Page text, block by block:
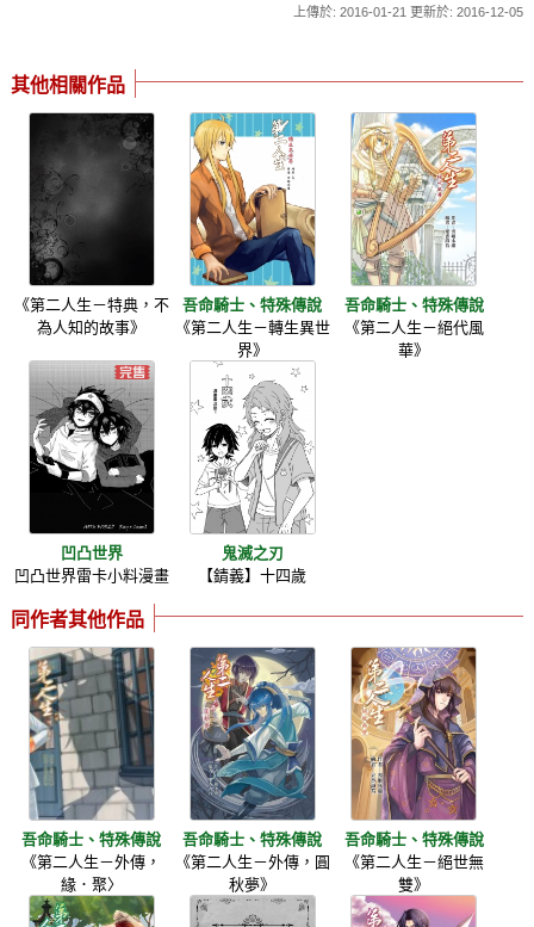
上傳於: 2016-01-21 更新於: 2016-12-05
其他相關作品
《第二人生－特典，不
為人知的故事》
吾命騎士、特殊傳說
《第二人生－轉生異世
界》
吾命騎士、特殊傳說
《第二人生－絕代風
華》
凹凸世界
凹凸世界雷卡小料漫畫
鬼滅之刃
【錆義】十四歲
同作者其他作品
吾命騎士、特殊傳說
《第二人生－外傳，
緣．聚〉
吾命騎士、特殊傳說
《第二人生－外傳，圓
秋夢》
吾命騎士、特殊傳說
《第二人生－絕世無
雙》